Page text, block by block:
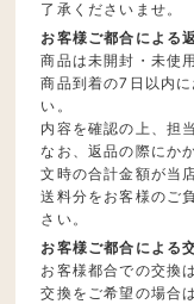
了承くださいませ。
お客様ご都合による
商品は未開封・未使
商品到着の7日以内
い。
内容を確認の上、担
なお、返品の際にか
文時の合計金額が当
送料分をお客様のご
さい。
お客様ご都合による
お客様都合での交換
交換をご希望の場合